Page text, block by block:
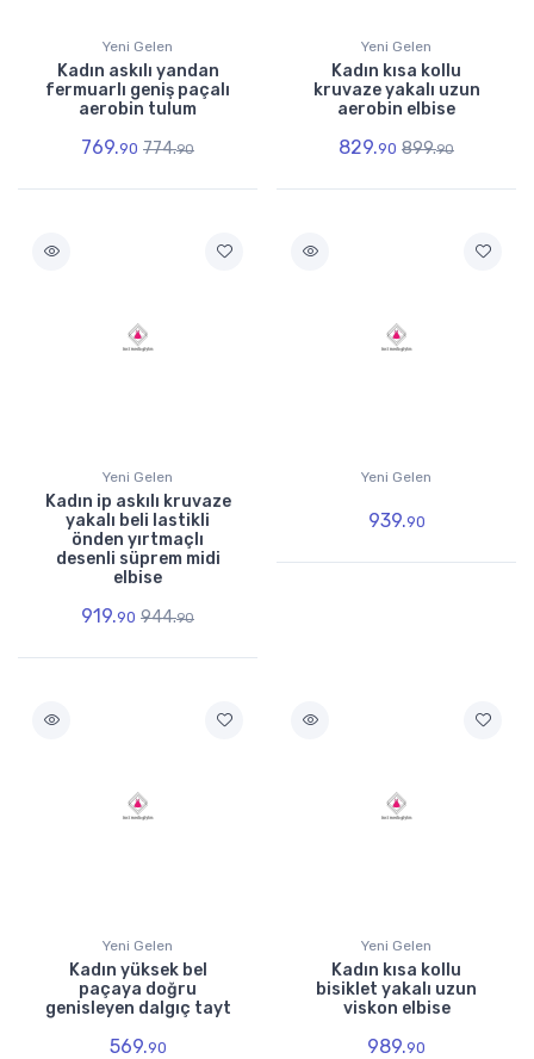
Yeni Gelen
Kadın askılı yandan
fermuarlı geniş paçalı
aerobin tulum
769.90 774.90
Yeni Gelen
Kadın kısa kollu
kruvaze yakalı uzun
aerobin elbise
829.90 899.90
Yeni Gelen
Kadın ip askılı kruvaze
yakalı beli lastikli
önden yırtmaçlı
desenli süprem midi
elbise
919.90 944.90
Yeni Gelen
939.90
Yeni Gelen
Kadın yüksek bel
paçaya doğru
genisleyen dalgıç tayt
569.90
Yeni Gelen
Kadın kısa kollu
bisiklet yakalı uzun
viskon elbise
989.90